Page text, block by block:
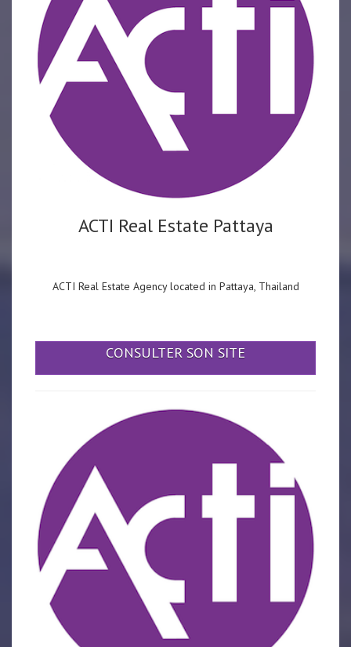
ACTI Real Estate Pattaya
ACTI Real Estate Agency located in Pattaya, Thailand
CONSULTER SON SITE